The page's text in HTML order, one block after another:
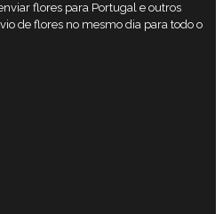
flores para Portugal e outros
de flores no mesmo dia para todo o